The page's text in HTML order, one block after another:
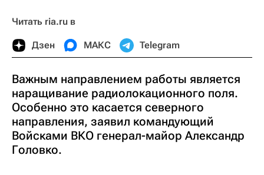
Читать ria.ru в
Дзен МАКС Telegram
Важным направлением работы является
наращивание радиолокационного поля.
Особенно это касается северного
направления, заявил командующий
Войсками ВКО генерал-майор Александр
Головко.